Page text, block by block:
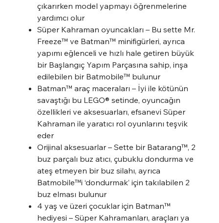
çıkarırken model yapmayı öğrenmelerine
yardımcı olur
Süper Kahraman oyuncakları – Bu sette Mr.
Freeze™ ve Batman™ minifigürleri, ayrıca
yapımı eğlenceli ve hızlı hale getiren büyük
bir Başlangıç Yapım Parçasına sahip, inşa
edilebilen bir Batmobile™ bulunur
Batman™ araç maceraları – İyi ile kötünün
savaştığı bu LEGO® setinde, oyuncağın
özellikleri ve aksesuarları, efsanevi Süper
Kahraman ile yaratıcı rol oyunlarını teşvik
eder
Orijinal aksesuarlar – Sette bir Batarang™, 2
buz parçalı buz atıcı, çubuklu dondurma ve
ateş etmeyen bir buz silahı, ayrıca
Batmobile™i ‘dondurmak’ için takılabilen 2
buz elması bulunur
4 yaş ve üzeri çocuklar için Batman™
hediyesi – Süper Kahramanları, araçları ya